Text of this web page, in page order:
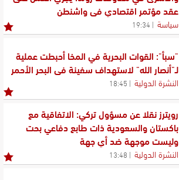
عقد مؤتمر اقتصادي في واشنطن
سياسة 19:34
"سبأ": القوات البحرية في المخا أحبطت عملية
لـ"أنصار الله" لاستهداف سفينة في البحر الأحمر
النشرة الدولية 18:45
رويترز نقلا عن مسؤول تركي: الاتفاقية مع
باكستان والسعودية ذات طابع دفاعي بحت
وليست موجهة ضد أي جهة
النشرة الدولية 13:48